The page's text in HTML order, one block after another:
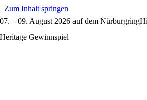
Zum Inhalt springen
07. – 09. August 2026 auf dem Nürburgring
Heritage Gewinnspiel